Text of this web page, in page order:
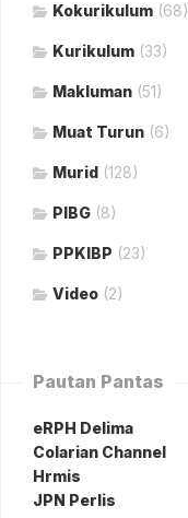
Kokurikulum (68)
Kurikulum (33)
Makluman (51)
Muat Turun (6)
Murid (128)
PIBG (8)
PPKIBP (23)
Video (2)
Pautan Pantas
eRPH Delima
Colarian Channel
Hrmis
JPN Perlis